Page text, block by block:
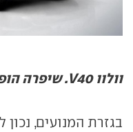
וולוו V40. שיפרה הופעתה / צילומים: יצרן
בגזרת המנועים,